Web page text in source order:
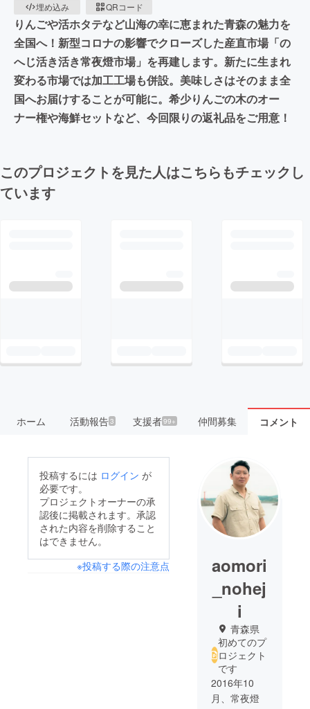
埋め込み
QRコード
りんごや活ホタテなど山海の幸に恵まれた青森の魅力を
全国へ！新型コロナの影響でクローズした産直市場「の
へじ活き活き常夜燈市場」を再建します。新たに生まれ
変わる市場では加工工場も併設。美味しさはそのまま全
国へお届けすることが可能に。希少りんごの木のオー
ナー権や海鮮セットなど、今回限りの返礼品をご用意！
このプロジェクトを見た人はこちらもチェックし
ています
ホーム 活動報告3 支援者99+ 仲間募集 コメント
投稿するには ログイン が
必要です。
プロジェクトオーナーの承
認後に掲載されます。承認
された内容を削除すること
はできません。
※投稿する際の注意点
aomori
_nohej
i
青森県
初めてのプ
ロジェクト
です
2016年10
月、常夜燈